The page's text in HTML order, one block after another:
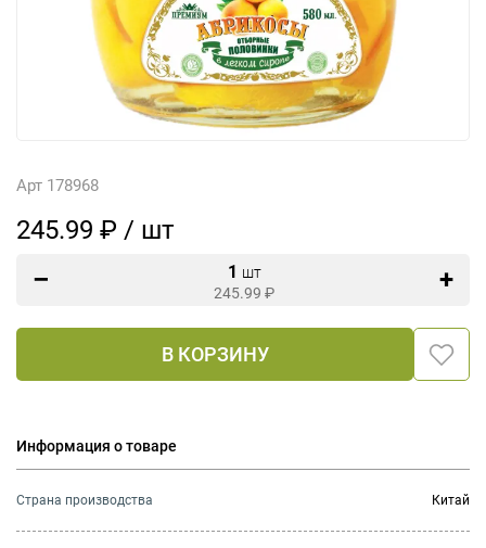
Арт 178968
245.99 ₽ / шт
1 шт
245.99 ₽
В КОРЗИНУ
Информация о товаре
Страна производства Китай